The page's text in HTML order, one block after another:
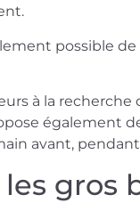
possible
à la
également
avant,
gros